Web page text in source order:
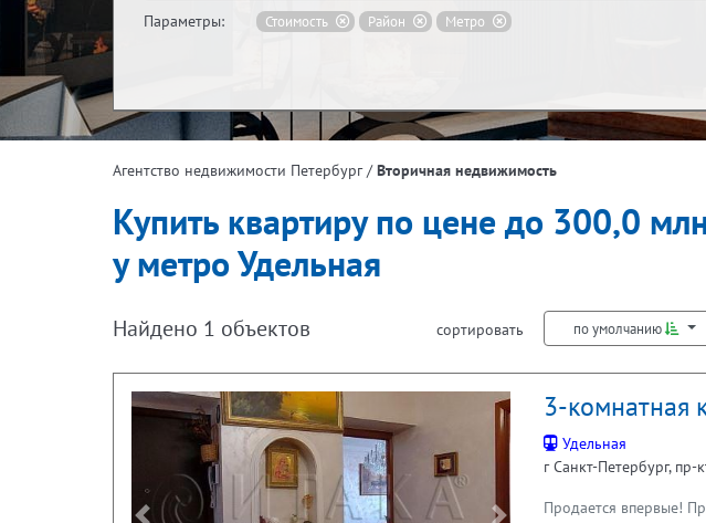
Параметры: Стоимость Район Метро
Жилая площадь, м²
Этаж
Не первый
Не
Агентство недвижимости Петербург /Вторичная недвижимость
Купить квартиру по цене до 300,0
у метро Удельная
Найдено 1 объектов сортировать по умолчанию
3-комнатная
Удельная
г Санкт-Петербург,
Продается впервые!